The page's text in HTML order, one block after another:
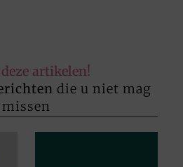
artikelen!
die u niet mag
missen